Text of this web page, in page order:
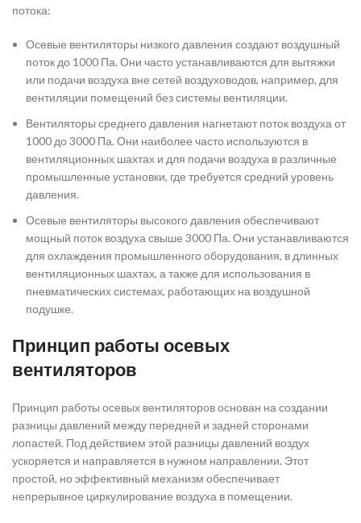
потока:
Осевые вентиляторы низкого давления создают воздушный
поток до 1000 Па. Они часто устанавливаются для вытяжки
или подачи воздуха вне сетей воздуховодов, например, для
вентиляции помещений без системы вентиляции.
Вентиляторы среднего давления нагнетают поток воздуха от
1000 до 3000 Па. Они наиболее часто используются в
вентиляционных шахтах и для подачи воздуха в различные
промышленные установки, где требуется средний уровень
давления.
Осевые вентиляторы высокого давления обеспечивают
мощный поток воздуха свыше 3000 Па. Они устанавливаются
для охлаждения промышленного оборудования, в длинных
вентиляционных шахтах, а также для использования в
пневматических системах, работающих на воздушной
подушке.
Принцип работы осевых
вентиляторов
Принцип работы осевых вентиляторов основан на создании
разницы давлений между передней и задней сторонами
лопастей. Под действием этой разницы давлений воздух
ускоряется и направляется в нужном направлении. Этот
простой, но эффективный механизм обеспечивает
непрерывное циркулирование воздуха в помещении.